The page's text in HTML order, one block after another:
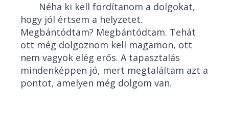
Néha ki kell fordítanom a dolgokat,
hogy jól értsem a helyzetet.
Megbántódtam? Megbántódtam. Tehát
ott még dolgoznom kell magamon, ott
nem vagyok elég erős. A tapasztalás
mindenképpen jó, mert megtaláltam azt a
pontot, amelyen még dolgom van.